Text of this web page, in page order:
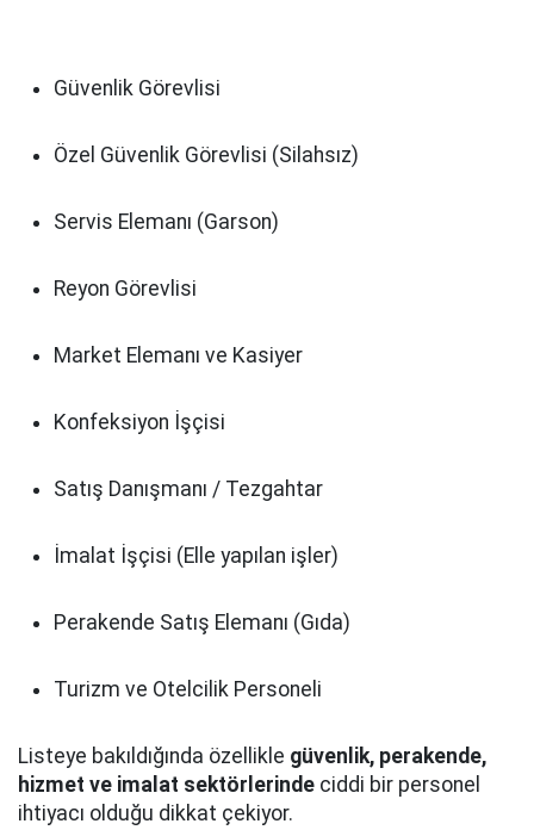
Güvenlik Görevlisi
Özel Güvenlik Görevlisi (Silahsız)
Servis Elemanı (Garson)
Reyon Görevlisi
Market Elemanı ve Kasiyer
Konfeksiyon İşçisi
Satış Danışmanı / Tezgahtar
İmalat İşçisi (Elle yapılan işler)
Perakende Satış Elemanı (Gıda)
Turizm ve Otelcilik Personeli
Listeye bakıldığında özellikle güvenlik, perakende,
hizmet ve imalat sektörlerinde ciddi bir personel
ihtiyacı olduğu dikkat çekiyor.